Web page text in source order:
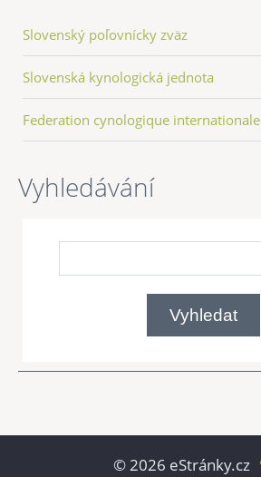
Slovenský poľovnícky zväz
Slovenská kynologická jednota
Federation cynologique internationale
Vyhledávání
© 2026 eStránky.cz